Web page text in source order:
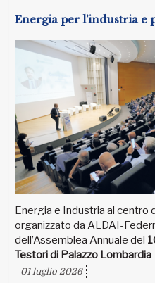
Energia per l’industria e
Energia e Industria al centro
organizzato da ALDAI-
dell’Assemblea Annuale del
Testori di Palazzo Lombardia
01 luglio 2026